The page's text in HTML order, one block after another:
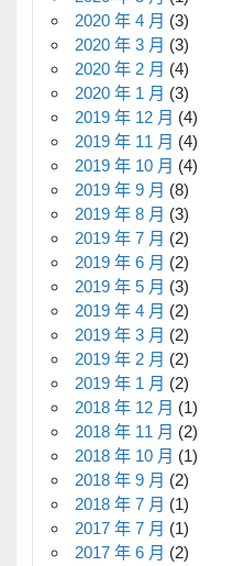
2020 年 4 月 (3)
2020 年 3 月 (3)
2020 年 2 月 (4)
2020 年 1 月 (3)
2019 年 12 月 (4)
2019 年 11 月 (4)
2019 年 10 月 (4)
2019 年 9 月 (8)
2019 年 8 月 (3)
2019 年 7 月 (2)
2019 年 6 月 (2)
2019 年 5 月 (3)
2019 年 4 月 (2)
2019 年 3 月 (2)
2019 年 2 月 (2)
2019 年 1 月 (2)
2018 年 12 月 (1)
2018 年 11 月 (2)
2018 年 10 月 (1)
2018 年 9 月 (2)
2018 年 7 月 (1)
2017 年 7 月 (1)
2017 年 6 月 (2)